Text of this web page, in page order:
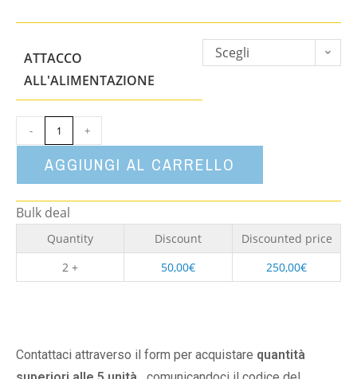
ATTACCO
ALL'ALIMENTAZIONE
Scegli
- +
AGGIUNGI AL CARRELLO
Bulk deal
Quantity Discount
Discounted price
2 +
50,00€ 250,00€
Contattaci attraverso il form per acquistare quantità